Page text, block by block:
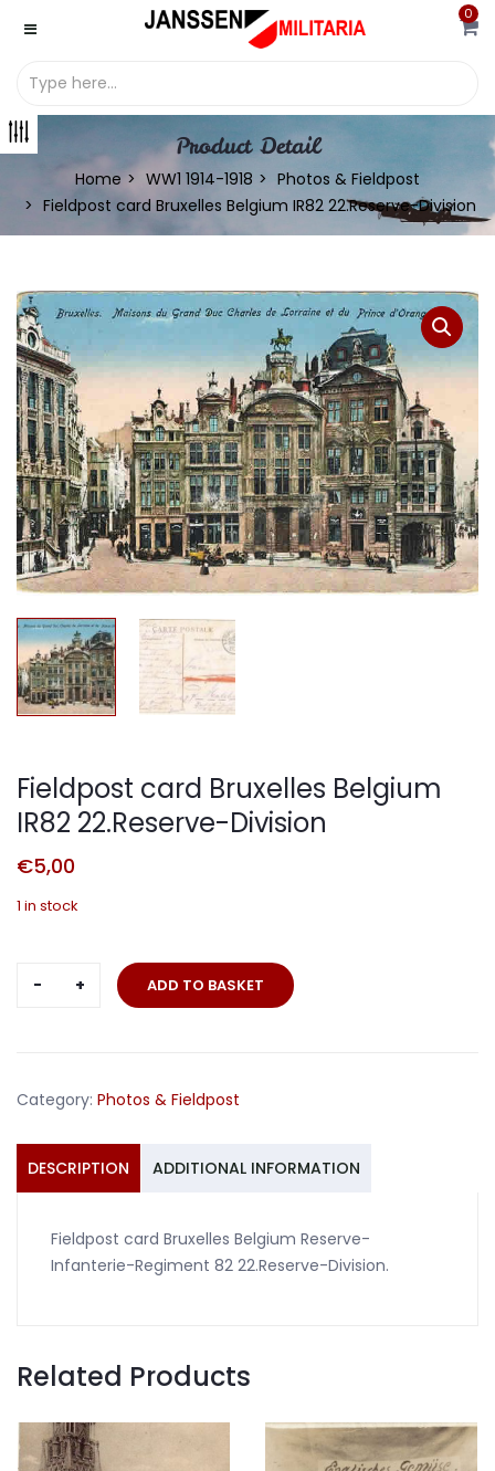
0
Product Detail
Home WW1 1914-1918
Photos & Fieldpost
Fieldpost card Bruxelles Belgium IR82 22.Reserve-Division
Fieldpost card Bruxelles Belgium
IR82 22.Reserve-Division
€5,00
1 in stock
Fieldpost
22.Reserve-
quantity
ADD TO BASKET
Category: Photos & Fieldpost
DESCRIPTION ADDITIONAL INFORMATION
Fieldpost card Bruxelles Belgium Reserve-
Infanterie-Regiment 82 22.Reserve-Division.
Related Products